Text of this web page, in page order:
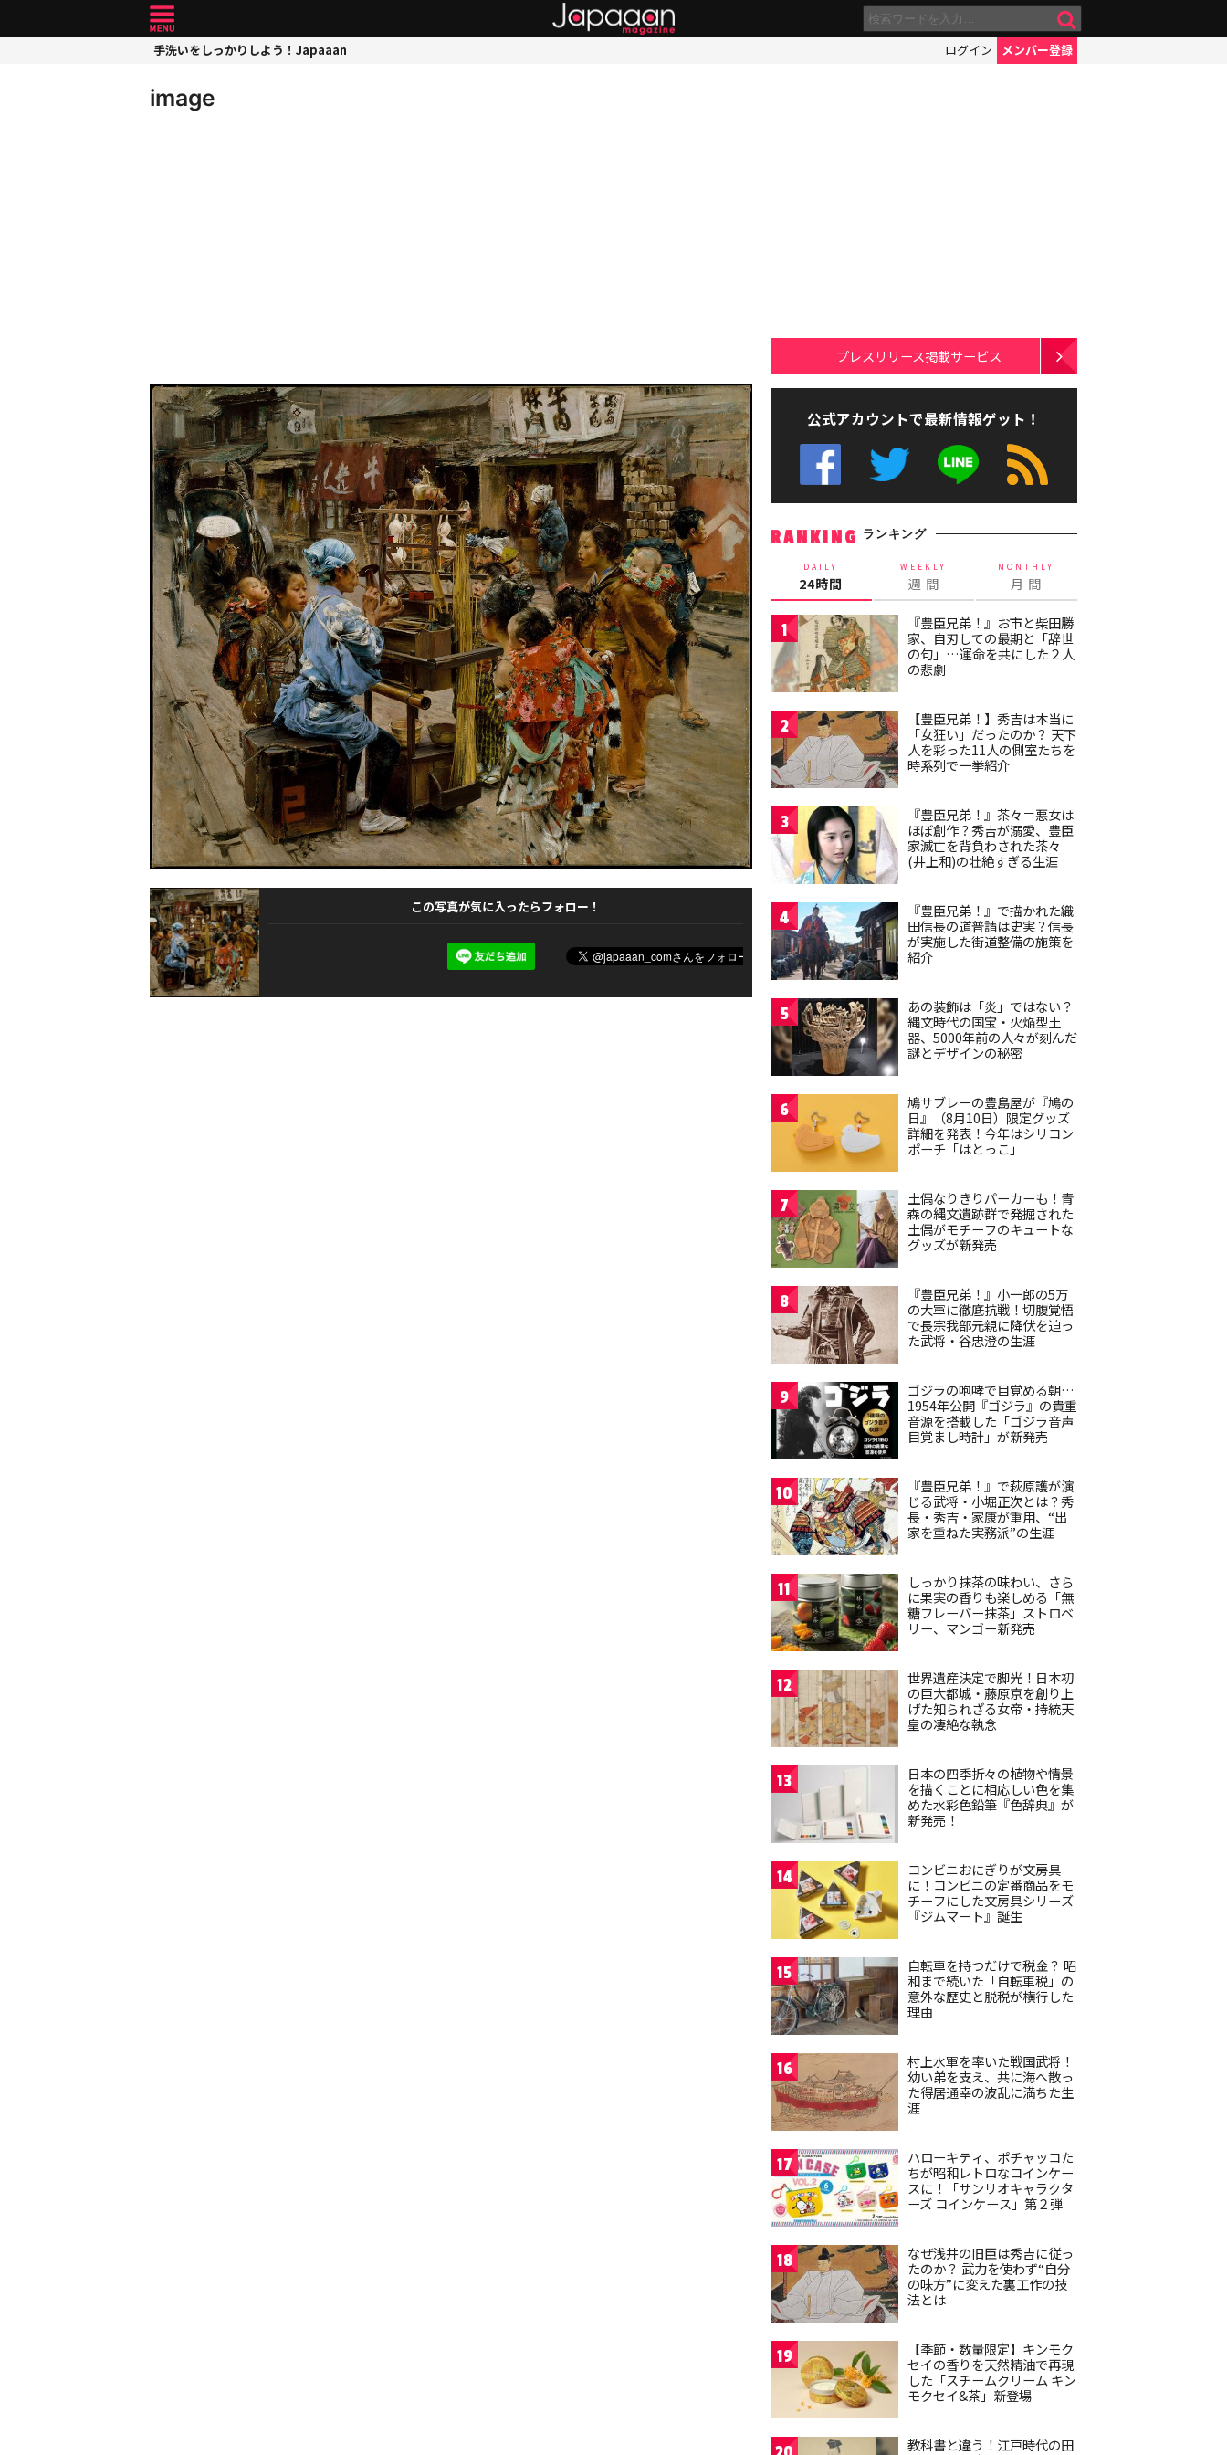
手洗いをしっかりしよう！Japaaan ログイン メンバー登録
image
この写真が気に入ったらフォロー！
プレスリリース掲載サービス
公式アカウントで最新情報ゲット！
RANKING ランキング
DAILY
24時間
WEEKLY
週 間
MONTHLY
月 間
1
『豊臣兄弟！』お市と柴田勝
家、自刃しての最期と「辞世
の句」…運命を共にした２人
の悲劇
2
【豊臣兄弟！】秀吉は本当に
「女狂い」だったのか？ 天下
人を彩った11人の側室たちを
時系列で一挙紹介
3
『豊臣兄弟！』茶々＝悪女は
ほぼ創作？秀吉が溺愛、豊臣
家滅亡を背負わされた茶々
(井上和)の壮絶すぎる生涯
4
『豊臣兄弟！』で描かれた織
田信長の道普請は史実？信長
が実施した街道整備の施策を
紹介
5
あの装飾は「炎」ではない？
縄文時代の国宝・火焔型土
器、5000年前の人々が刻んだ
謎とデザインの秘密
6
鳩サブレーの豊島屋が『鳩の
日』（8月10日）限定グッズ
詳細を発表！今年はシリコン
ポーチ「はとっこ」
7
土偶なりきりパーカーも！青
森の縄文遺跡群で発掘された
土偶がモチーフのキュートな
グッズが新発売
8
『豊臣兄弟！』小一郎の5万
の大軍に徹底抗戦！切腹覚悟
で長宗我部元親に降伏を迫っ
た武将・谷忠澄の生涯
9
ゴジラの咆哮で目覚める朝…
1954年公開『ゴジラ』の貴重
音源を搭載した「ゴジラ音声
目覚まし時計」が新発売
10
『豊臣兄弟！』で萩原護が演
じる武将・小堀正次とは？秀
長・秀吉・家康が重用、“出
家を重ねた実務派”の生涯
11
しっかり抹茶の味わい、さら
に果実の香りも楽しめる「無
糖フレーバー抹茶」ストロベ
リー、マンゴー新発売
12
世界遺産決定で脚光！日本初
の巨大都城・藤原京を創り上
げた知られざる女帝・持統天
皇の凄絶な執念
13
日本の四季折々の植物や情景
を描くことに相応しい色を集
めた水彩色鉛筆『色辞典』が
新発売！
14
コンビニおにぎりが文房具
に！コンビニの定番商品をモ
チーフにした文房具シリーズ
『ジムマート』誕生
15
自転車を持つだけで税金？ 昭
和まで続いた「自転車税」の
意外な歴史と脱税が横行した
理由
16
村上水軍を率いた戦国武将！
幼い弟を支え、共に海へ散っ
た得居通幸の波乱に満ちた生
涯
17
ハローキティ、ポチャッコた
ちが昭和レトロなコインケー
スに！「サンリオキャラクタ
ーズ コインケース」第２弾
18
なぜ浅井の旧臣は秀吉に従っ
たのか？ 武力を使わず“自分
の味方”に変えた裏工作の技
法とは
19
【季節・数量限定】キンモク
セイの香りを天然精油で再現
した「スチームクリーム キン
モクセイ&茶」新登場
教科書と違う！江戸時代の田